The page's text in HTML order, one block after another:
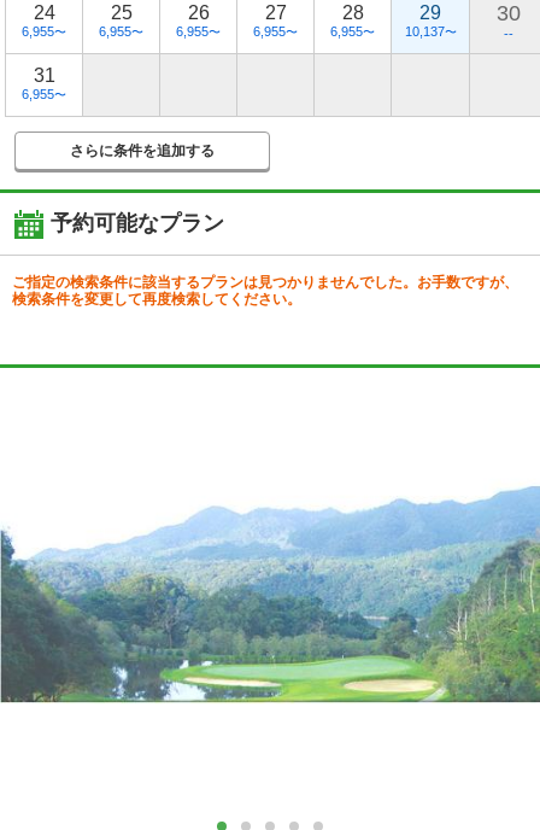
24
6,955〜
25
6,955〜
26
6,955〜
27
6,955〜
28
6,955〜
29
10,137〜
30
--
31
6,955〜
さらに条件を追加する
予約可能なプラン
ご指定の検索条件に該当するプランは見つかりませんでした。お手数ですが、
検索条件を変更して再度検索してください。